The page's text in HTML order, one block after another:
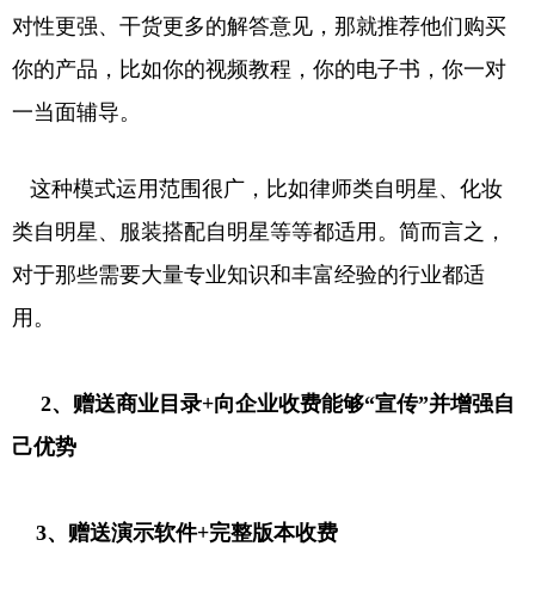
对性更强、干货更多的解答意见，那就推荐他们购买
你的产品，比如你的视频教程，你的电子书，你一对
一当面辅导。
这种模式运用范围很广，比如律师类自明星、化妆
类自明星、服装搭配自明星等等都适用。简而言之，
对于那些需要大量专业知识和丰富经验的行业都适
用。
2、赠送商业目录+向企业收费能够“宣传”并增强自
己优势
3、赠送演示软件+完整版本收费